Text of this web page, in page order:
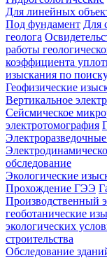
Для линейных
Под фундамент Для
геолога
работы
коэффициента
изыскания по
Геофизические
Вертикальное
Сейсмическое
электротомография
обследование
Экологические
Прохождение ГЭЭ
Производственный
геоботанические
экологических
строительства
Обследование